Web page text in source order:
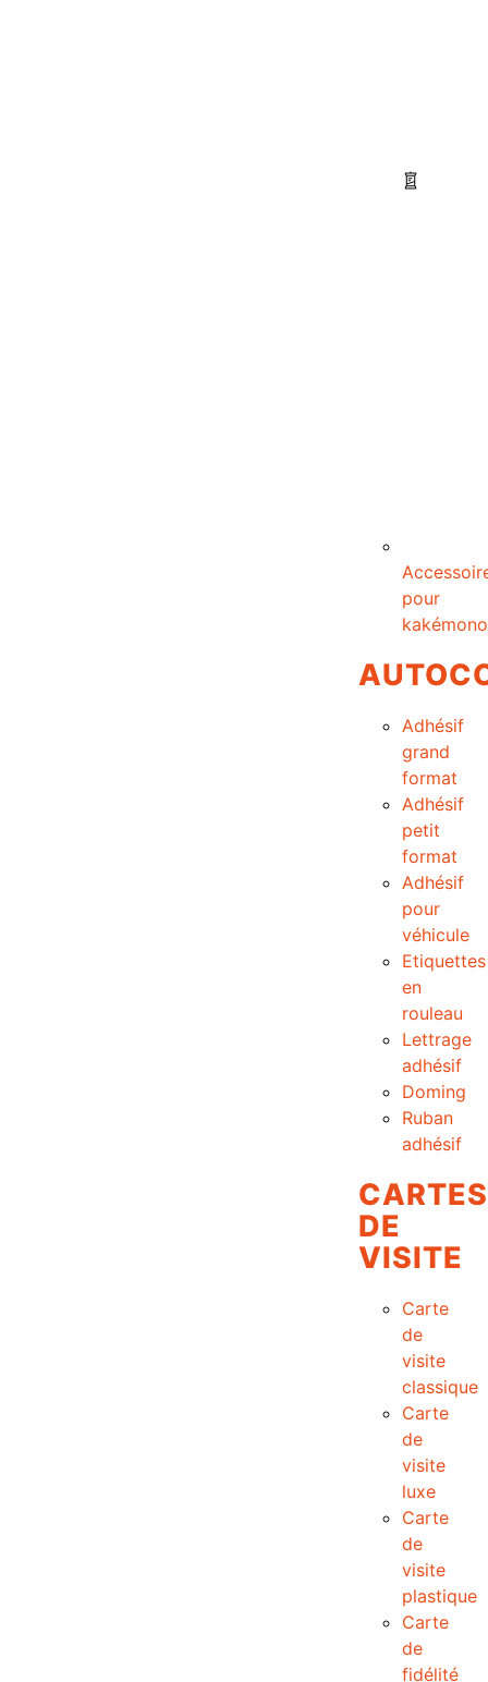
pour
kakémono
Adhésif
grand
format
Adhésif
petit
format
Adhésif
pour
véhicule
Etiquettes
en
rouleau
Lettrage
adhésif
Doming
Ruban
adhésif
CARTES
DE
VISITE
Carte
de
visite
classique
Carte
de
visite
luxe
Carte
de
visite
plastique
Carte
de
fidélité